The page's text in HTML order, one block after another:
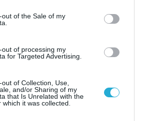
specified purposes in below Google
out of the Sale of my
out of processing my
for Targeted Advertising.
of Collection, Use,
and/or Sharing of my
that Is Unrelated with the
it was collected.
ελεύθερα πεζοδρόμια» στην
παράνομα